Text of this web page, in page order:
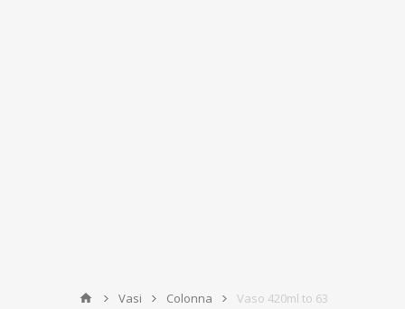
Vasi Colonna Vaso 420ml to 63